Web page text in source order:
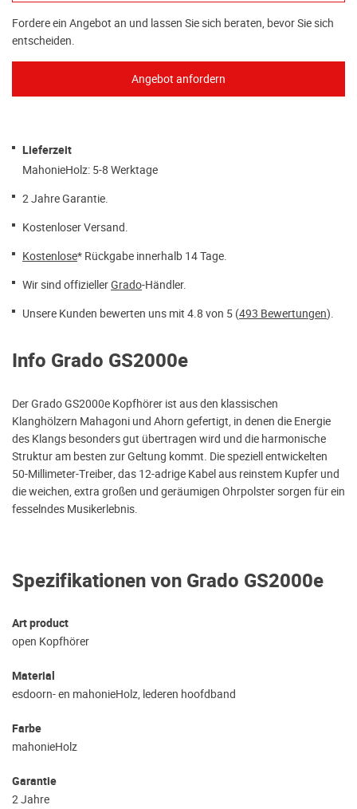
Fordere ein Angebot an und lassen Sie sich beraten, bevor Sie sich
entscheiden.
Lieferzeit
MahonieHolz: 5-8 Werktage
2 Jahre Garantie.
Kostenloser Versand.
Kostenlose* Rückgabe innerhalb 14 Tage.
Wir sind offiziellerGrado-Händler.
Unsere Kunden bewerten uns mit 4.8 von 5 (493 Bewertungen).
Spezifikationen von Grado GS2000e
Art product
open Kopfhörer
Material
esdoorn- en mahonieHolz, lederen hoofdband
Farbe
mahonieHolz
Garantie
2 Jahre
Info Grado GS2000e
Der Grado GS2000e Kopfhörer ist aus den klassischen
Klanghölzern Mahagoni und Ahorn gefertigt, in denen die Energie
des Klangs besonders gut übertragen wird und die harmonische
Struktur am besten zur Geltung kommt. Die speziell entwickelten
50-Millimeter-Treiber, das 12-adrige Kabel aus reinstem Kupfer und
die weichen, extra großen und geräumigen Ohrpolster sorgen für ein
fesselndes Musikerlebnis.